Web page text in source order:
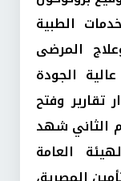
الطبية
المرضى
الجودة
تقارير وفتح
الثاني شهد
العامة